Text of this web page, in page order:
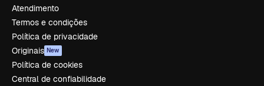
Atendimento
Termos e condições
Política de privacidade
Originais New
Política de cookies
Central de confiabilidade